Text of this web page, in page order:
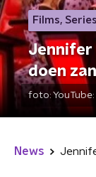
Films,
Jennifer
doen
foto:
News